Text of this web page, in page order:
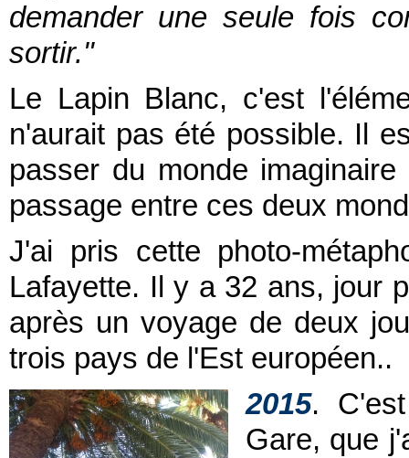
demander une seule fois
sortir."
Le Lapin Blanc, c'est
n'aurait pas été possible. Il
passer du monde
passage entre ces deux
J'ai pris cette photo-
Lafayette. Il y a 32 ans, jour
après un voyage de deux
trois pays de l'Est européen..
2015.
Gare, que